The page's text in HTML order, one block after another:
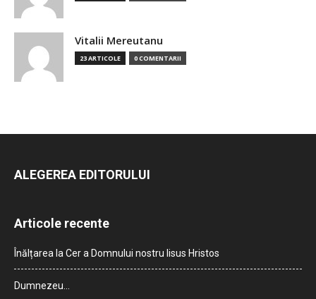
Vitalii Mereutanu
23 ARTICOLE 0 COMENTARII
ALEGEREA EDITORULUI
Articole recente
Înălțarea la Cer a Domnului nostru Iisus Hristos
Dumnezeu…